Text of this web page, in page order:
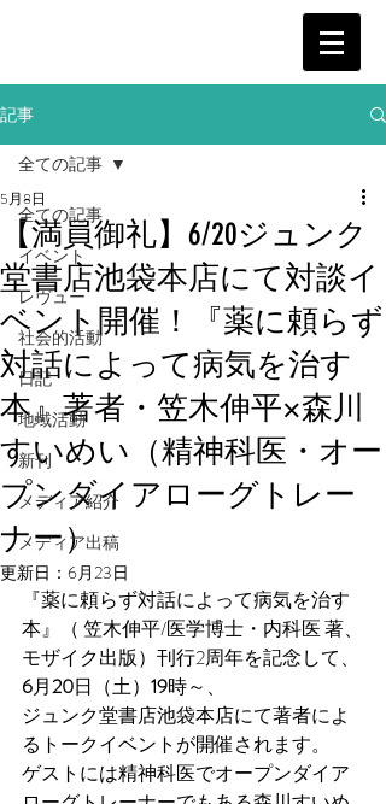
記事
全ての記事
イベント
レヴュー
社会的活動
日記
地域活動
新刊
メディア紹介
メディア出稿
全ての記事
【満員御礼】6/20ジュンク
堂書店池袋本店にて対談イ
ベント開催！『薬に頼らず
対話によって病気を治す
本』著者・笠木伸平×森川
すいめい（精神科医・オー
プンダイアローグトレー
ナー）
5月8日
更新日： 6月23日
『薬に頼らず対話によって病気を治す
本』（ 笠木伸平/医学博士・内科医 著、
モザイク出版）刊行2周年を記念して、
6月20日（土） 19時～、
ジュンク堂書店池袋本店にて著者によ
るトークイベントが開催されます。
ゲストには精神科医でオープンダイア